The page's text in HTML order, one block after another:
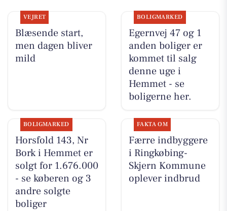
VEJRET
Blæsende start,
men dagen bliver
mild
BOLIGMARKED
Egernvej 47 og 1
anden boliger er
kommet til salg
denne uge i
Hemmet - se
boligerne her.
BOLIGMARKED
Horsfold 143, Nr
Bork i Hemmet er
solgt for 1.676.000
- se køberen og 3
andre solgte
boliger
FAKTA OM
Færre indbyggere
i Ringkøbing-
Skjern Kommune
oplever indbrud